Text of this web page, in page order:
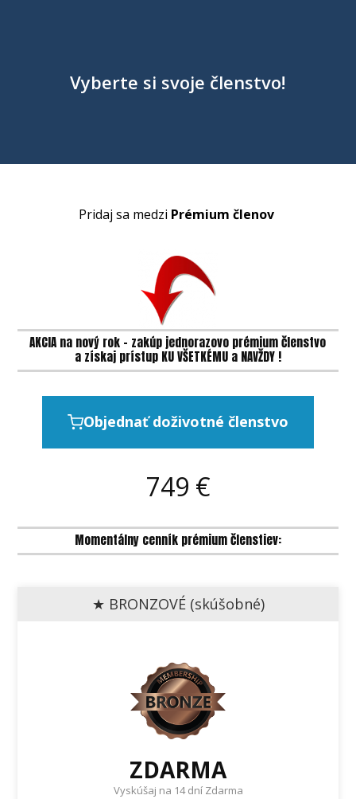
Vyberte si svoje členstvo!
Pridaj sa medzi Prémium členov
AKCIA na nový rok - zakúp jednorazovo prémium členstvo
a získaj prístup KU VŠETKÉMU a NAVŽDY !
Objednať doživotné členstvo
749 €
Momentálny cenník prémium členstiev:
★ BRONZOVÉ (skúšobné)
ZDARMA
Vyskúšaj na 14 dní Zdarma